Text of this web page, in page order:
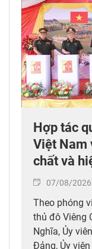
Hợp tác
Việt Nam
chất và
07/08/2026
Theo phóng
thủ đô Viêng
Nghĩa, Ủy
Đảng, Ủy